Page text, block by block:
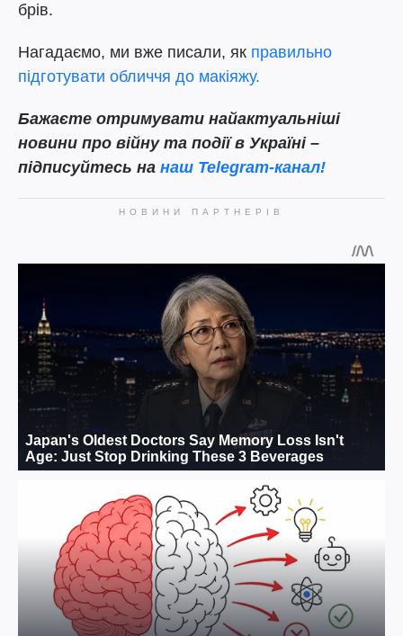
брів.
Нагадаємо, ми вже писали, як правильно
підготувати обличчя до макіяжу.
Бажаєте отримувати найактуальніші
новини про війну та події в Україні –
підписуйтесь на наш Telegram-канал!